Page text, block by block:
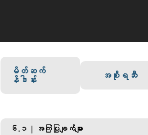
မိတ်ဆက်
နိဒါန်း အစိုးရဆီ
၆.၁ | အကြံပြုချက်များ